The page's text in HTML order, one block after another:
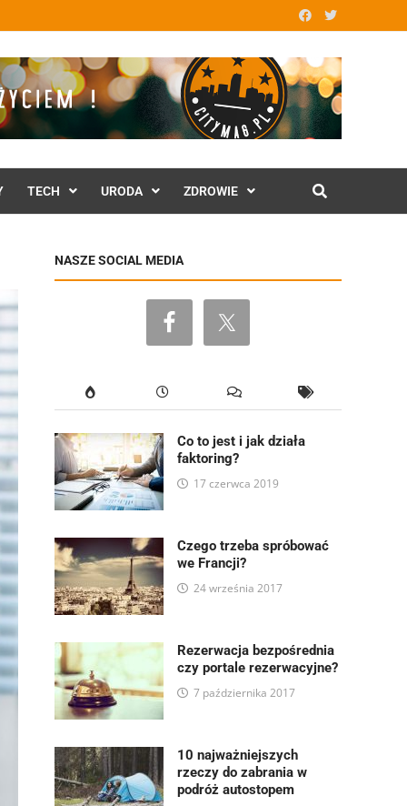
TECH URODA ZDROWIE
NASZE SOCIAL MEDIA
Co to jest i jak działa
faktoring?
17 czerwca 2019
Czego trzeba spróbować
we Francji?
24 września 2017
Rezerwacja bezpośrednia
czy portale rezerwacyjne?
7 października 2017
10 najważniejszych
rzeczy do zabrania w
podróż autostopem